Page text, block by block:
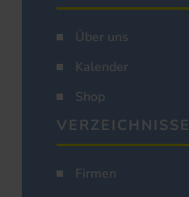
Über uns
Kalender
Shop
VERZEICHNISSE
Firmen